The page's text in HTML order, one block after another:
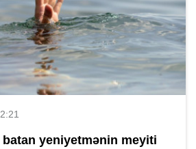
batan yeniyetmənin meyiti